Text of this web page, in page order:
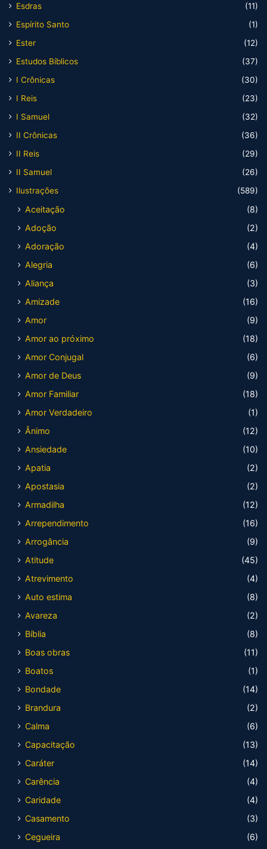
Esdras
(11)
Espírito Santo
(1)
Ester
(12)
Estudos Bíblicos
(37)
I Crônicas
(30)
I Reis
(23)
I Samuel
(32)
II Crônicas
(36)
II Reis
(29)
II Samuel
(26)
Ilustrações
(589)
Aceitação
(8)
Adoção
(2)
Adoração
(4)
Alegria
(6)
Aliança
(3)
Amizade
(16)
Amor
(9)
Amor ao próximo
(18)
Amor Conjugal
(6)
Amor de Deus
(9)
Amor Familiar
(18)
Amor Verdadeiro
(1)
Ânimo
(12)
Ansiedade
(10)
Apatia
(2)
Apostasia
(2)
Armadilha
(12)
Arrependimento
(16)
Arrogância
(9)
Atitude
(45)
Atrevimento
(4)
Auto estima
(8)
Avareza
(2)
Bíblia
(8)
Boas obras
(11)
Boatos
(1)
Bondade
(14)
Brandura
(2)
Calma
(6)
Capacitação
(13)
Caráter
(14)
Carência
(4)
Caridade
(4)
Casamento
(3)
Cegueira
(6)